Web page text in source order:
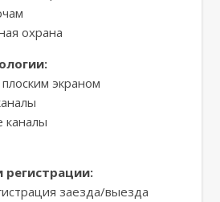
охрана
экраном
каналы
регистрации:
заезда/выезда